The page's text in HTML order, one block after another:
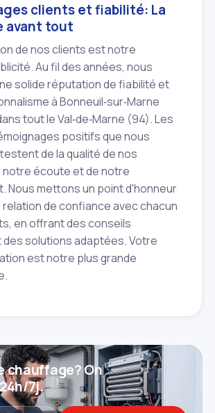
clients et fiabilité: La
avant tout
de nos clients est notre
Au fil des années, nous
solide réputation de fiabilité et
à Bonneuil‑sur‑Marne
tout le Val‑de‑Marne (94). Les
positifs que nous
de la qualité de nos
notre écoute et de notre
Nous mettons un point d'honneur
relation de confiance avec chacun
en offrant des conseils
solutions adaptées. Votre
est notre plus grande
chauffage? On
7j.